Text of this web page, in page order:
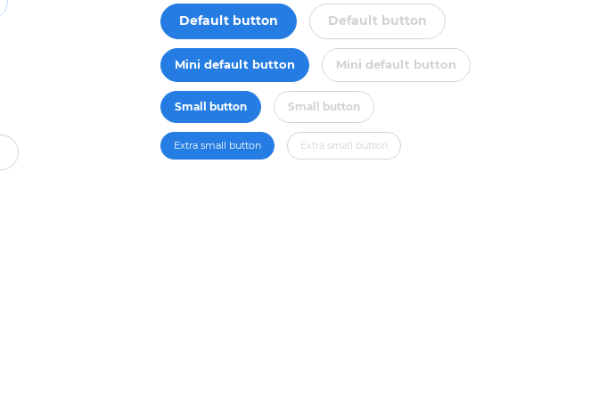
Default button Default button
Mini default button Mini default button
Small button Small button
Extra small button Extra small button